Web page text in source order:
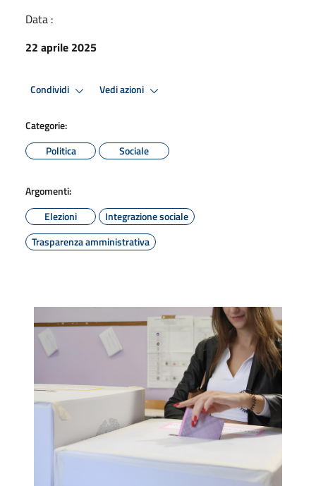
Data :
22 aprile 2025
Condividi Vedi azioni
Categorie:
Politica
Sociale
Argomenti:
Elezioni
Integrazione sociale
Trasparenza amministrativa